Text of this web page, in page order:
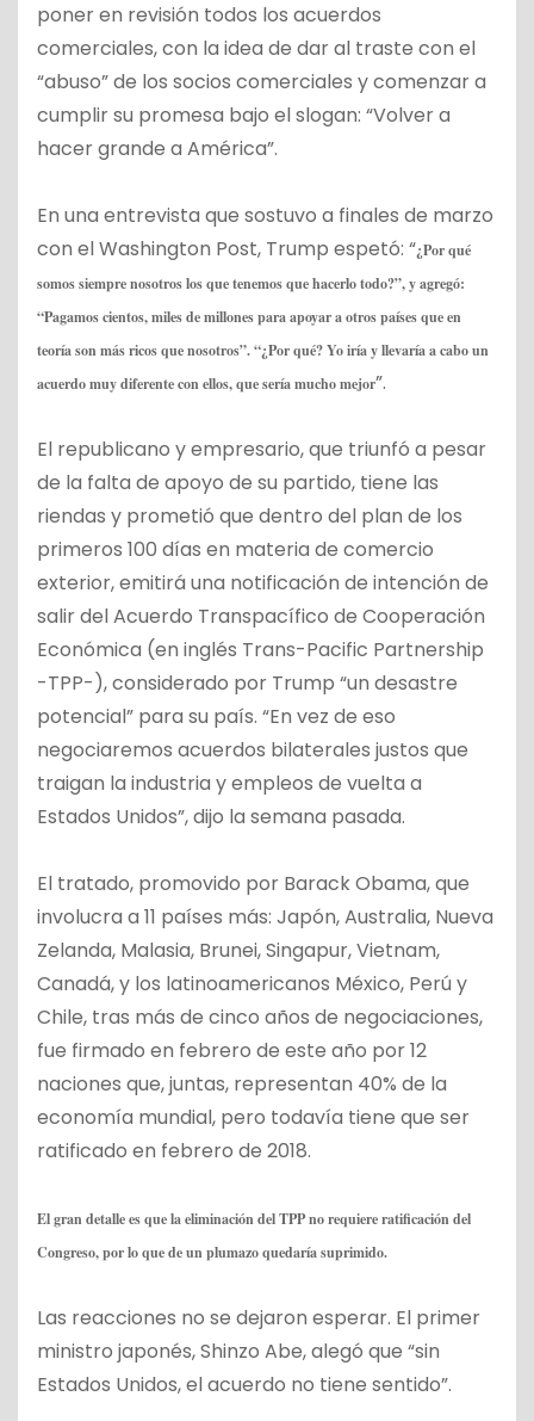
poner en revisión todos los acuerdos
comerciales, con la idea de dar al traste con el
“abuso” de los socios comerciales y comenzar a
cumplir su promesa bajo el slogan: “Volver a
hacer grande a América”.
En una entrevista que sostuvo a finales de marzo
con el Washington Post, Trump espetó: “¿Por qué
somos siempre nosotros los que tenemos que hacerlo todo?”, y agregó:
“Pagamos cientos, miles de millones para apoyar a otros países que en
teoría son más ricos que nosotros”. “¿Por qué? Yo iría y llevaría a cabo un
acuerdo muy diferente con ellos, que sería mucho mejor”.
El republicano y empresario, que triunfó a pesar
de la falta de apoyo de su partido, tiene las
riendas y prometió que dentro del plan de los
primeros 100 días en materia de comercio
exterior, emitirá una notificación de intención de
salir del Acuerdo Transpacífico de Cooperación
Económica (en inglés Trans-Pacific Partnership
-TPP-), considerado por Trump “un desastre
potencial” para su país. “En vez de eso
negociaremos acuerdos bilaterales justos que
traigan la industria y empleos de vuelta a
Estados Unidos”, dijo la semana pasada.
El tratado, promovido por Barack Obama, que
involucra a 11 países más: Japón, Australia, Nueva
Zelanda, Malasia, Brunei, Singapur, Vietnam,
Canadá, y los latinoamericanos México, Perú y
Chile, tras más de cinco años de negociaciones,
fue firmado en febrero de este año por 12
naciones que, juntas, representan 40% de la
economía mundial, pero todavía tiene que ser
ratificado en febrero de 2018.
El gran detalle es que la eliminación del TPP no requiere ratificación del
Congreso, por lo que de un plumazo quedaría suprimido.
Las reacciones no se dejaron esperar. El primer
ministro japonés, Shinzo Abe, alegó que “sin
Estados Unidos, el acuerdo no tiene sentido”.